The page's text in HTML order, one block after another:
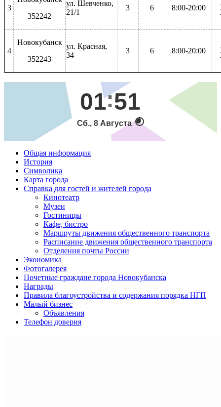
3
352242
ул. Шевченко,
21/1
3 6 8:00-20:00
4
Новокубанск
352243
ул. Красная,
34
3 6 8:00-20:00
01 51
Сб., 8 Августа
Общая информация
История
Символика
Карта города
Справка для гостей и жителей города
Кинотеатр
Музеи
Гостиницы
Кафе, бистро
Маршруты движения общественного транспорта
Расписание движения общественного транспорта
Отделения почты России
Экономика
Фотогалерея
Почетные граждане города Новокубанска
Награды
Правила благоустройства и содержания порядка НГП
Малый бизнес
Объявления
Телефон доверия